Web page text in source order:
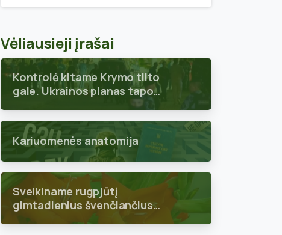
Vėliausieji įrašai
Kontrolė kitame Krymo tilto
gale. Ukrainos planas tapo
Kariuomenės anatomija
Sveikiname rugpjūtį
gimtadienius švenčiančius
skyriaus narius